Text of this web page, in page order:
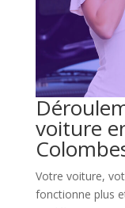
voiture
Votre voiture,
fonctionne plus